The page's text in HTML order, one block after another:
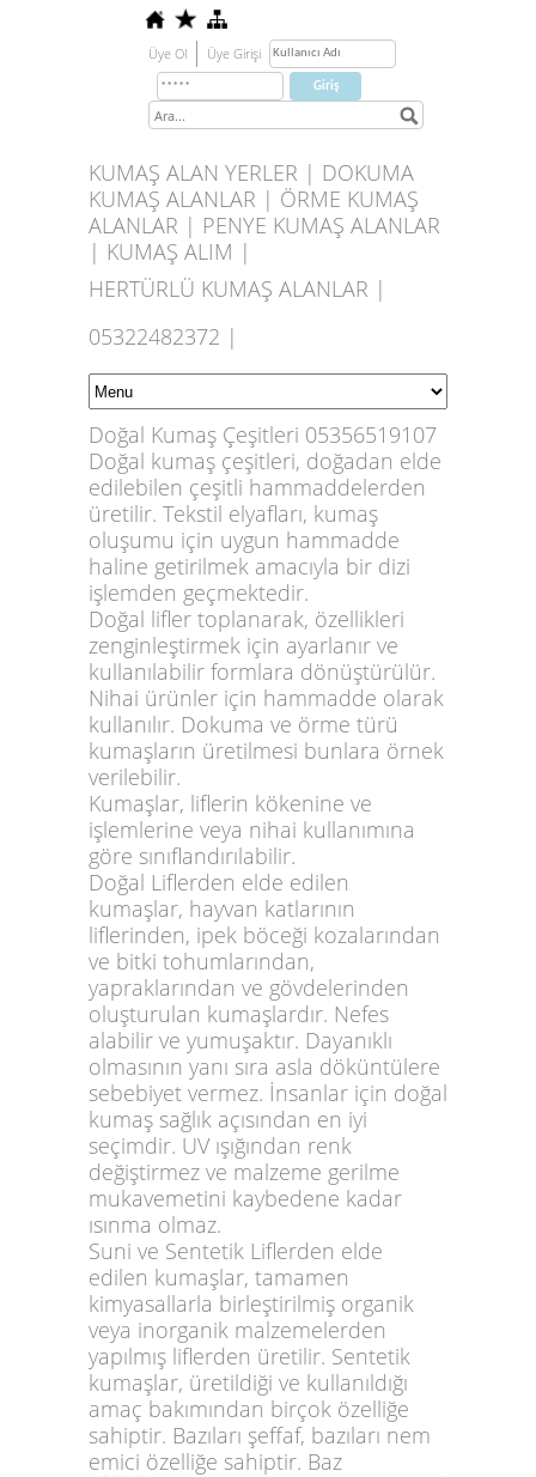
Üye Ol Üye Girişi
KUMAŞ ALAN YERLER | DOKUMA
KUMAŞ ALANLAR | ÖRME KUMAŞ
ALANLAR | PENYE KUMAŞ ALANLAR
| KUMAŞ ALIM |
HERTÜRLÜ KUMAŞ ALANLAR |
05322482372 |
Doğal Kumaş Çeşitleri 05356519107
Doğal kumaş çeşitleri, doğadan elde
edilebilen çeşitli hammaddelerden
üretilir. Tekstil elyafları, kumaş
oluşumu için uygun hammadde
haline getirilmek amacıyla bir dizi
işlemden geçmektedir.
Doğal lifler toplanarak, özellikleri
zenginleştirmek için ayarlanır ve
kullanılabilir formlara dönüştürülür.
Nihai ürünler için hammadde olarak
kullanılır. Dokuma ve örme türü
kumaşların üretilmesi bunlara örnek
verilebilir.
Kumaşlar, liflerin kökenine ve
işlemlerine veya nihai kullanımına
göre sınıflandırılabilir.
Doğal Liflerden elde edilen
kumaşlar, hayvan katlarının
liflerinden, ipek böceği kozalarından
ve bitki tohumlarından,
yapraklarından ve gövdelerinden
oluşturulan kumaşlardır. Nefes
alabilir ve yumuşaktır. Dayanıklı
olmasının yanı sıra asla döküntülere
sebebiyet vermez. İnsanlar için doğal
kumaş sağlık açısından en iyi
seçimdir. UV ışığından renk
değiştirmez ve malzeme gerilme
mukavemetini kaybedene kadar
ısınma olmaz.
Suni ve Sentetik Liflerden elde
edilen kumaşlar, tamamen
kimyasallarla birleştirilmiş organik
veya inorganik malzemelerden
yapılmış liflerden üretilir. Sentetik
kumaşlar, üretildiği ve kullanıldığı
amaç bakımından birçok özelliğe
sahiptir. Bazıları şeffaf, bazıları nem
emici özelliğe sahiptir. Baz